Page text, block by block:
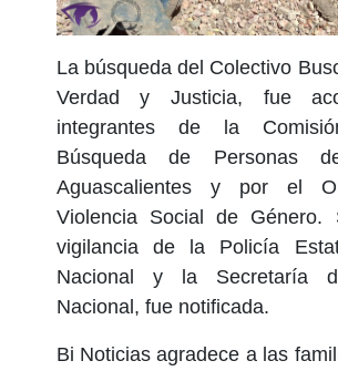
La búsqueda del Colectivo
Verdad y Justicia, fue
integrantes de la
Búsqueda de Personas
Aguascalientes y por el
Violencia Social de Género.
vigilancia de la Policía
Nacional y la Secretaría
Nacional, fue notificada.
Bi Noticias agradece a las